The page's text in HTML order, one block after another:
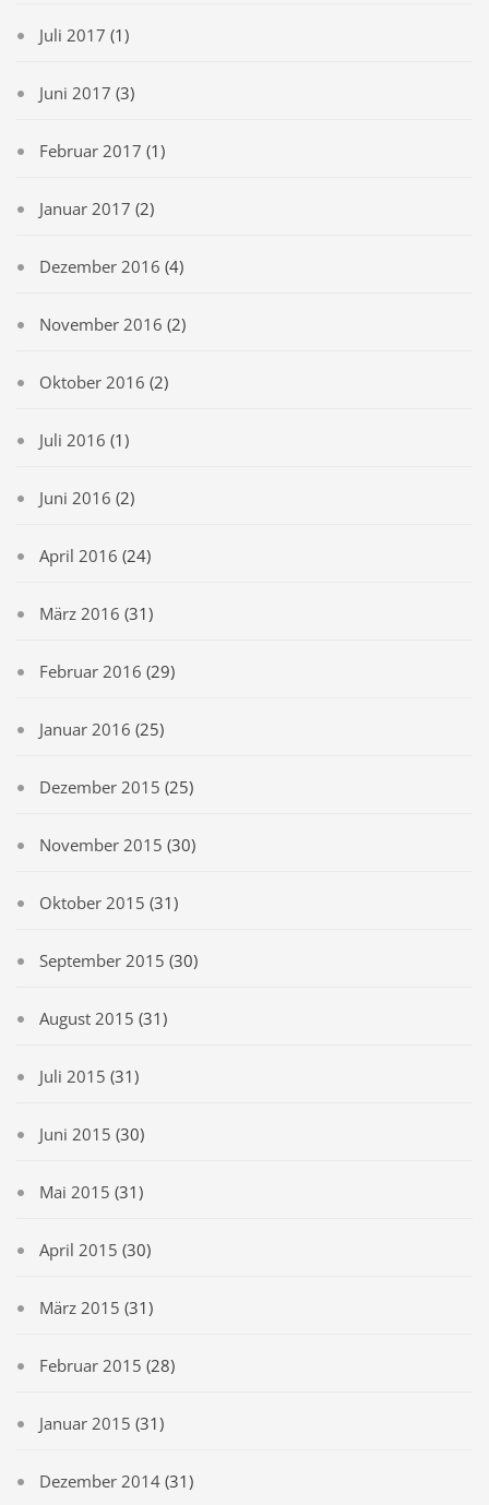
Juli 2017 (1)
Juni 2017 (3)
Februar 2017 (1)
Januar 2017 (2)
Dezember 2016 (4)
November 2016 (2)
Oktober 2016 (2)
Juli 2016 (1)
Juni 2016 (2)
April 2016 (24)
März 2016 (31)
Februar 2016 (29)
Januar 2016 (25)
Dezember 2015 (25)
November 2015 (30)
Oktober 2015 (31)
September 2015 (30)
August 2015 (31)
Juli 2015 (31)
Juni 2015 (30)
Mai 2015 (31)
April 2015 (30)
März 2015 (31)
Februar 2015 (28)
Januar 2015 (31)
Dezember 2014 (31)